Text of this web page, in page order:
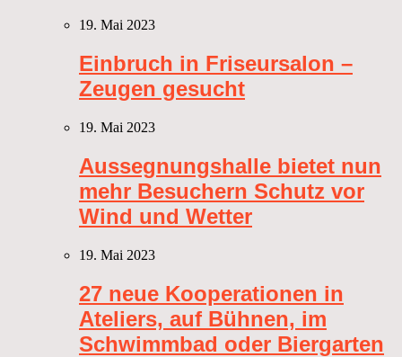
19. Mai 2023
Einbruch in Friseursalon –
Zeugen gesucht
19. Mai 2023
Aussegnungshalle bietet nun
mehr Besuchern Schutz vor
Wind und Wetter
19. Mai 2023
27 neue Kooperationen in
Ateliers, auf Bühnen, im
Schwimmbad oder Biergarten